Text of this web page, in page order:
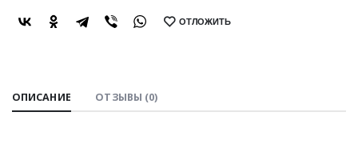
SHARE: ОТЛОЖИТЬ
ОПИСАНИЕ ОТЗЫВЫ (0)